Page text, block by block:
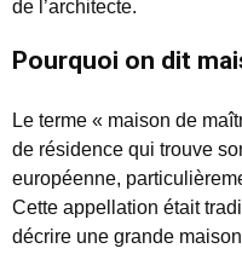
de l’architecte.
Pourquoi on dit
Le terme « maison de
de résidence qui trouve
européenne,
Cette appellation était
décrire une grande